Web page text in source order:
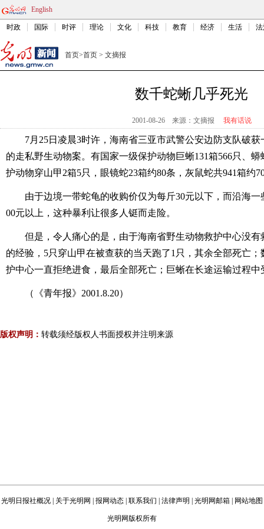
English
时政 国际 时评 理论 文化 科技 教育 经济 生活
首页>首页 > 文摘报
数千蛇蜥几乎死光
2001-08-26 来源：文摘报 我有话说
7月25日凌晨3时许，海南省三亚市武警公安边防支队破
的走私野生动物案。有国家一级保护动物巨蜥131箱566只、蟒
护动物穿山甲2箱5只，眼镜蛇23箱约80条，灰鼠蛇共941箱约
由于边境一带蛇龟的收购价仅为每斤30元以下，而沿海
00元以上，这种暴利让很多人铤而走险。
但是，令人痛心的是，由于海南省野生动物救护中心没
的经验，5只穿山甲在被查获的当天跑了1只，其余全部死亡
护中心一直拒绝进食，最后全部死亡；巨蜥在长途运输过程中
（《青年报》2001.8.20）
版权声明： 转载须经版权人书面授权并注明来源
光明日报社概况 关于光明网 报网动态 联系我们 法律声明 光明网邮箱 网站地图
光明网版权所有